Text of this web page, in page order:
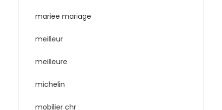
mariee mariage
meilleur
meilleure
michelin
mobilier chr